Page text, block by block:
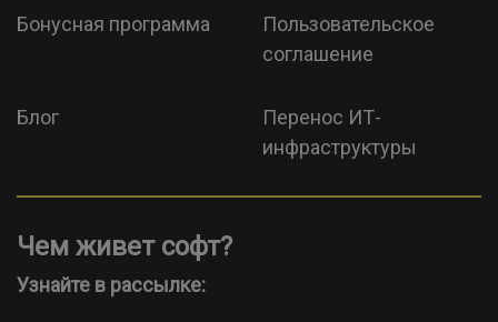
Бонусная программа
Пользовательское
соглашение
Блог
Перенос ИТ-
инфраструктуры
Чем живет софт?
Узнайте в рассылке: